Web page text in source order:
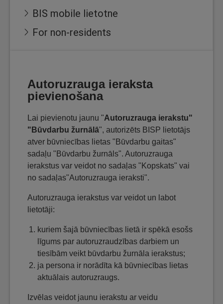
BIS mobile lietotne
For non-residents
Autoruzrauga ieraksta
pievienošana
Lai pievienotu jaunu "Autoruzrauga ierakstu"
"Būvdarbu žurnālā", autorizēts BISP lietotājs
atver būvniecības lietas "Būvdarbu gaitas"
sadaļu "Būvdarbu žurnāls". Autoruzrauga
ierakstus var veidot no sadaļas "Kopskats" vai
no sadaļas"Autoruzrauga ieraksti".
Autoruzrauga ierakstus var veidot un labot
lietotāji:
kuriem šajā būvniecības lietā ir spēkā esošs
līgums par autoruzraudzības darbiem un
tiesībām veikt būvdarbu žurnāla ierakstus;
ja persona ir norādīta kā būvniecības lietas
aktuālais autoruzraugs.
Izvēlas veidot jaunu ierakstu ar veidu